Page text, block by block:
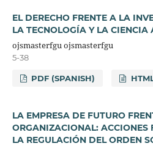
EL DERECHO FRENTE A LA
LA TECNOLOGÍA Y LA CIENCIA
ojsmasterfgu ojsmasterfgu
5-38
PDF (SPANISH)
LA EMPRESA DE FUTURO
ORGANIZACIONAL: ACCIONES
LA REGULACIÓN DEL ORDEN